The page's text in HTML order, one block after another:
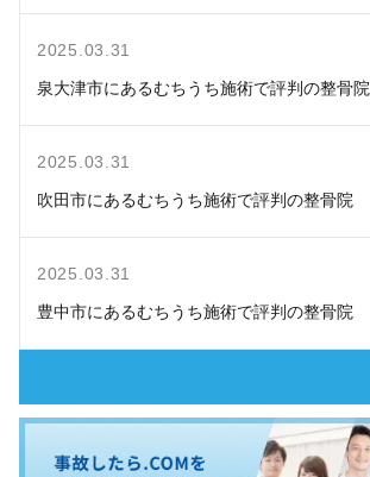
2025.03.31
泉大津市にあるむちうち施術で評判の整骨院
2025.03.31
吹田市にあるむちうち施術で評判の整骨院
2025.03.31
豊中市にあるむちうち施術で評判の整骨院